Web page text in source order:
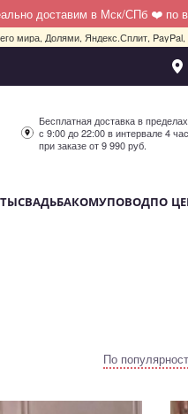
доставим в Мск/СПб ❤️ по
мира, Долями, Яндекс.Сплит,
Бесплатная доставка в
с 9:00 до 22:00 в интервале 4
при заказе от 9 990 руб.
СВАДЬБАКОМУПОВОДПО
По